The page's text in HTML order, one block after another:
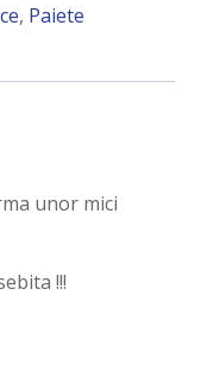
, Paiete
unor mici
!!!